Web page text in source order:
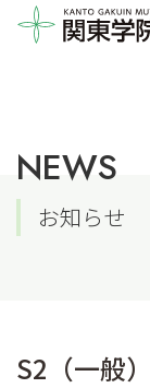
NEWS
お知らせ
S2（一般）